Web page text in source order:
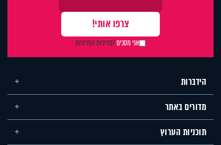
אני מסכיםלמדיניות הפרטיות
הידברות
מדורים באתר
תוכניות הערוץ